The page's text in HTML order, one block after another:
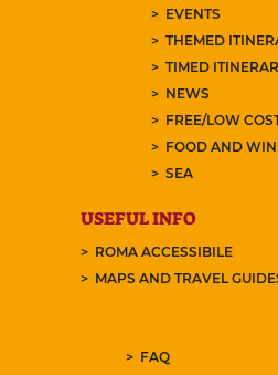
EVENTS
THEMED
TIMED
NEWS
FREE/LOW
FOOD AND
SEA
USEFUL INFO
ROMA ACCESSIBILE
MAPS AND TRAVEL
FAQ